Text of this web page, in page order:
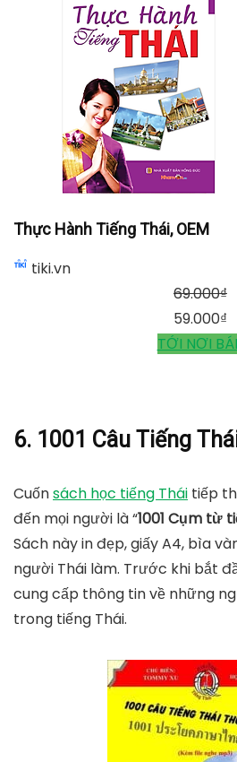
Thực Hành Tiếng Thái, OEM
tiki.vn
69.000₫
59.000₫
TỚI NƠI
6. 1001 Câu Tiếng
Cuốnsách học tiếng Thái tiếp
đến mọi người là “1001 Cụm từ
Sách này in đẹp, giấy A4, bìa
người Thái làm. Trước khi bắt
cung cấp thông tin về những
trong tiếng Thái.